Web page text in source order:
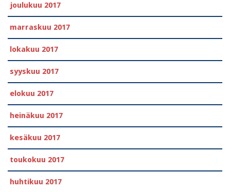
joulukuu 2017
marraskuu 2017
lokakuu 2017
syyskuu 2017
elokuu 2017
heinäkuu 2017
kesäkuu 2017
toukokuu 2017
huhtikuu 2017